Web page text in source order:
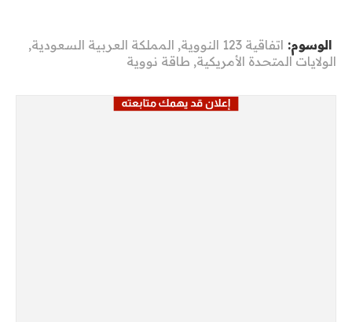
الوسوم: اتفاقية 123 النووية , المملكة العربية السعودية,
الولايات المتحدة الأمريكية, طاقة نووية